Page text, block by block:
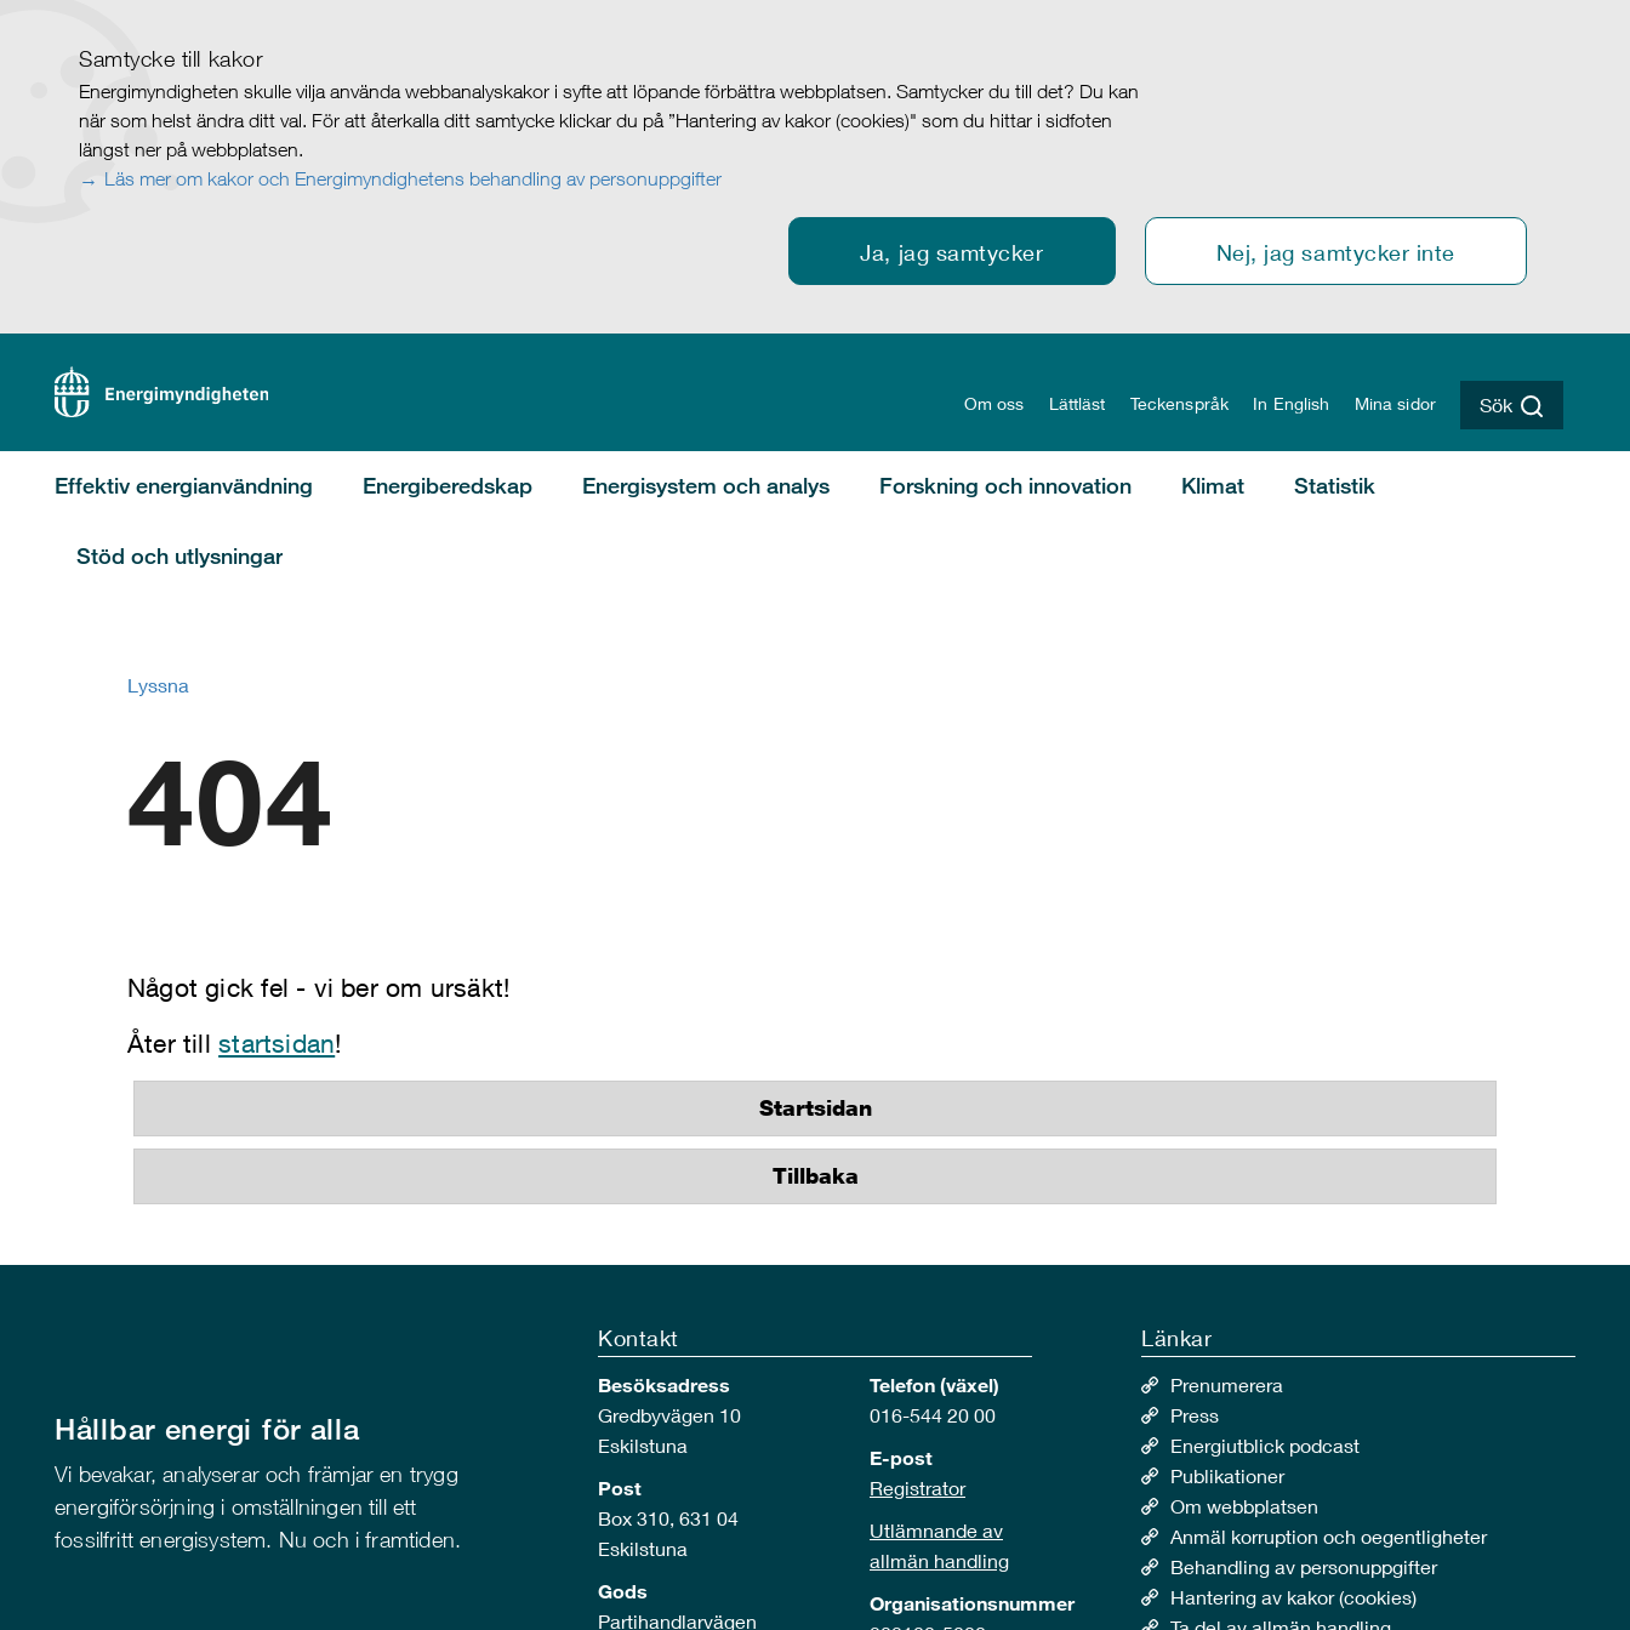
Samtycke till kakor
Energimyndigheten skulle vilja använda webbanalyskakor i syfte att löpande förbättra webbplatsen. Samtycker du till det? Du kan
när som helst ändra ditt val. För att återkalla ditt samtycke klickar du på ”Hantering av kakor (cookies)" som du hittar i sidfoten
längst ner på webbplatsen.
Läs mer om kakor och Energimyndighetens behandling av personuppgifter
Ja, jag samtycker Nej, jag samtycker inte
Om oss Lättläst Teckenspråk In English Mina sidor Sök
Effektiv energianvändning Energiberedskap Energisystem och analys Forskning och innovation Klimat Statistik
Stöd och utlysningar
Lyssna
404
Något gick fel - vi ber om ursäkt!
Åter tillstartsidan!
Startsidan
Tillbaka
Hållbar energi för alla
Vi bevakar, analyserar och främjar en trygg
energiförsörjning i omställningen till ett
fossilfritt energisystem. Nu och i framtiden.
Kontakt
Besöksadress
Gredbyvägen 10
Eskilstuna
Post
Box 310, 631 04
Eskilstuna
Gods
Partihandlarvägen
Telefon (växel)
016-544 20 00
E-post
Registrator
Utlämnande av
allmän handling
Organisationsnummer
Länkar
Prenumerera
Press
Energiutblick podcast
Publikationer
Om webbplatsen
Anmäl korruption och oegentligheter
Behandling av personuppgifter
Hantering av kakor (cookies)